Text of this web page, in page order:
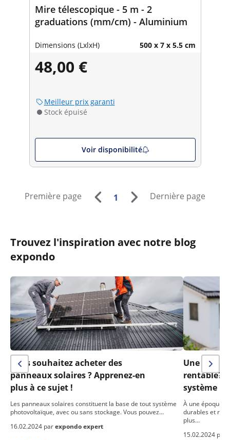
Mire télescopique - 5 m - 2
graduations (mm/cm) - Aluminium
Dimensions (LxlxH) 500 x 7 x 5.5 cm
48,00 €
Meilleur prix garanti
Stock épuisé
Voir disponibilité
Première page 1 Dernière page
Trouvez l'inspiration avec notre blog
expondo
Vous souhaitez acheter des
panneaux solaires ? Apprenez-en
plus à ce sujet !
Les panneaux solaires constituent la base de tout système
photovoltaïque, avec ou sans stockage. Vous pouvez…
16.02.2024 parexpondo expert
Une
rentable?
système
À une époque
durables et
plus…
15.02.2024 par